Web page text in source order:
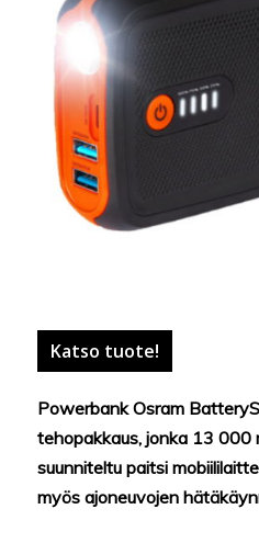
Katso tuote!
Powerbank Osram
tehopakkaus, jonka 13
suunniteltu paitsi
myös ajoneuvojen